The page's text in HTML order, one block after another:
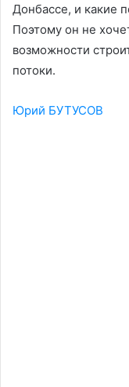
Донбассе, и какие
Поэтому он не
возможности
потоки.
Юрий БУТУСОВ